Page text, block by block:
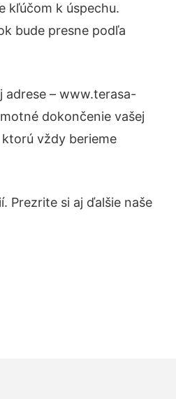
kľúčom k úspechu.
bude presne podľa
– www.terasa-
dokončenie vašej
ktorú vždy berieme
Prezrite si aj ďalšie naše